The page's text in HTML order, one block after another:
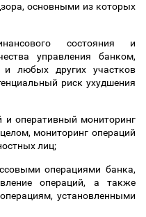
основными из которых
состояния и
управления банком,
и любых других участков
риск ухудшения
и оперативный мониторинг
мониторинг операций
лиц;
операциями банка,
операций, а также
установленными